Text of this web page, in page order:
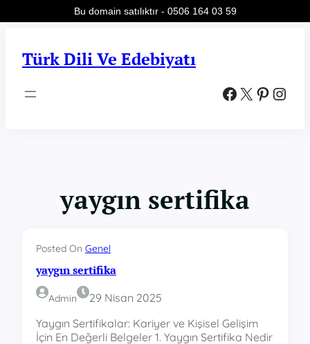
Türk Dili Ve Edebiyatı
Facebook X Pinterest Instagram
yaygın sertifika
Posted On Genel
yaygın sertifika
Admin
29 Nisan 2025
Yaygın Sertifikalar: Kariyer ve Kişisel Gelişim
İçin En Değerli Belgeler 1. Yaygın Sertifika Nedir
Bu domain satılıktır - 0506 164 03 59